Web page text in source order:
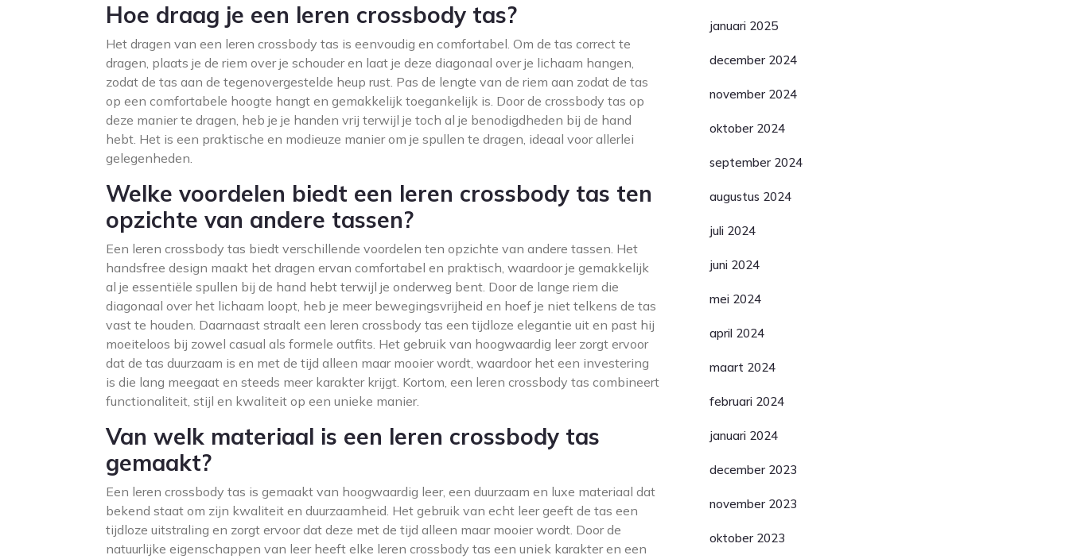
Hoe draag je een leren crossbody tas?
Het dragen van een leren crossbody tas is eenvoudig en comfortabel. Om de tas correct te
dragen, plaats je de riem over je schouder en laat je deze diagonaal over je lichaam hangen,
zodat de tas aan de tegenovergestelde heup rust. Pas de lengte van de riem aan zodat de tas
op een comfortabele hoogte hangt en gemakkelijk toegankelijk is. Door de crossbody tas op
deze manier te dragen, heb je je handen vrij terwijl je toch al je benodigdheden bij de hand
hebt. Het is een praktische en modieuze manier om je spullen te dragen, ideaal voor allerlei
gelegenheden.
Welke voordelen biedt een leren crossbody tas ten
opzichte van andere tassen?
Een leren crossbody tas biedt verschillende voordelen ten opzichte van andere tassen. Het
handsfree design maakt het dragen ervan comfortabel en praktisch, waardoor je gemakkelijk
al je essentiële spullen bij de hand hebt terwijl je onderweg bent. Door de lange riem die
diagonaal over het lichaam loopt, heb je meer bewegingsvrijheid en hoef je niet telkens de tas
vast te houden. Daarnaast straalt een leren crossbody tas een tijdloze elegantie uit en past hij
moeiteloos bij zowel casual als formele outfits. Het gebruik van hoogwaardig leer zorgt ervoor
dat de tas duurzaam is en met de tijd alleen maar mooier wordt, waardoor het een investering
is die lang meegaat en steeds meer karakter krijgt. Kortom, een leren crossbody tas combineert
functionaliteit, stijl en kwaliteit op een unieke manier.
Van welk materiaal is een leren crossbody tas
gemaakt?
Een leren crossbody tas is gemaakt van hoogwaardig leer, een duurzaam en luxe materiaal dat
bekend staat om zijn kwaliteit en duurzaamheid. Het gebruik van echt leer geeft de tas een
tijdloze uitstraling en zorgt ervoor dat deze met de tijd alleen maar mooier wordt. Door de
natuurlijke eigenschappen van leer heeft elke leren crossbody tas een uniek karakter en een
januari 2025
december 2024
november 2024
oktober 2024
september 2024
augustus 2024
juli 2024
juni 2024
mei 2024
april 2024
maart 2024
februari 2024
januari 2024
december 2023
november 2023
oktober 2023